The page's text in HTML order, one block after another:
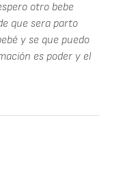
otro bebe
que sera parto
y se que puedo
es poder y el